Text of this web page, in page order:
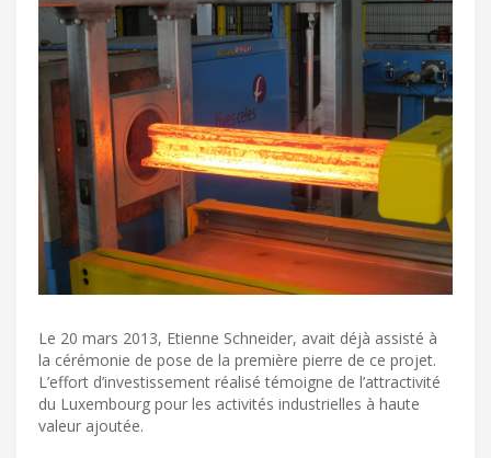
Le 20 mars 2013, Etienne Schneider, avait déjà assisté à
la cérémonie de pose de la première pierre de ce projet.
L’effort d’investissement réalisé témoigne de l’attractivité
du Luxembourg pour les activités industrielles à haute
valeur ajoutée.